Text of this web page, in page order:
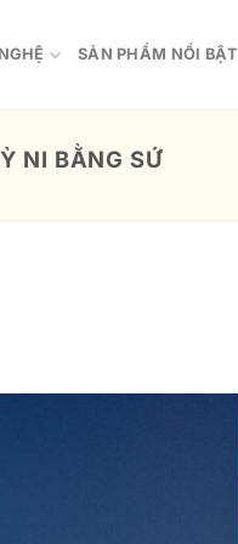
SẢN PHẨM NỔI BẬT
NI BẰNG SỨ